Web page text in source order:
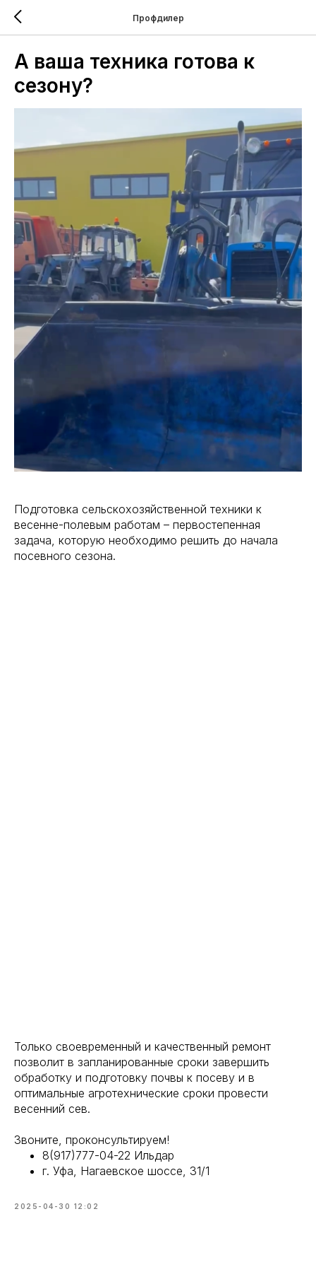
Профдилер
А ваша техника готова к
сезону?
Подготовка сельскохозяйственной техники к
весенне-полевым работам – первостепенная
задача, которую необходимо решить до начала
посевного сезона.
Только своевременный и качественный ремонт
позволит в запланированные сроки завершить
обработку и подготовку почвы к посеву и в
оптимальные агротехнические сроки провести
весенний сев.
Звоните, проконсультируем!
8(917)777-04-22 Ильдар
г. Уфа, Нагаевское шоссе, 31/1
2025-04-30 12:02